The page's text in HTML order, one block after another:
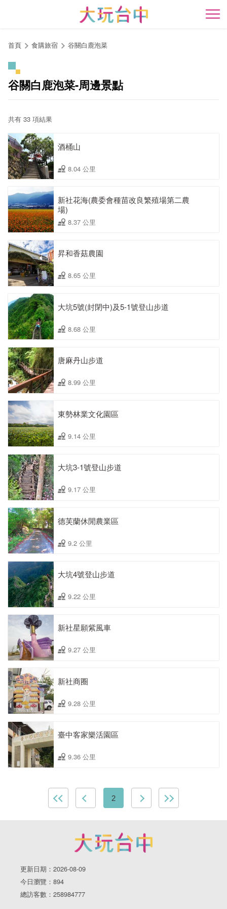
開
首頁 食購旅宿 谷關白鹿泡菜
谷關白鹿泡菜-周邊景點
共有 33 項結果
酒桶山
8.04 公里
新社花海(農委會種苗改良繁殖場第二農
場)
8.37 公里
昇和香菇農園
8.65 公里
大坑5號(封閉中)及5-1號登山步道
8.68 公里
唐麻丹山步道
8.99 公里
東勢林業文化園區
9.14 公里
大坑3-1號登山步道
9.17 公里
德芙蘭休閒農業區
9.2 公里
大坑4號登山步道
9.22 公里
新社星願紫風車
9.27 公里
新社商圈
9.28 公里
臺中客家樂活園區
9.36 公里
2
更新日期：2026-08-09
今日瀏覽：894
總訪客數：258984777